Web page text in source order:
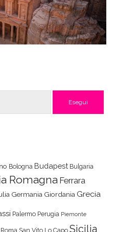
Bologna Budapest Bulgaria
Romagna Ferrara
Germania Giordania Grecia
Palermo Perugia Piemonte
Roma San Vito Lo Capo Sicilia